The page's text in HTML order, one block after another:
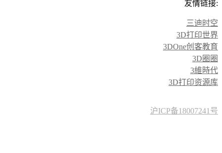
友情链接:
三迪时空
3D打印世界
3DOne创客教育
3D圈圈
3維時代
3D打印资源库
沪ICP备18007241号